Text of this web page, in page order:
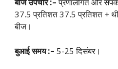
37.5 प्रतिशत 37.5 प्रतिशत +
बीज।
बुआई समय :– 5-25 दिसंबर।